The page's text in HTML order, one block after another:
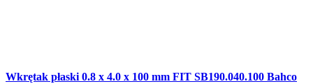
Wkrętak płaski 0.8 x 4.0 x 100 mm FIT SB190.040.100 Bahco